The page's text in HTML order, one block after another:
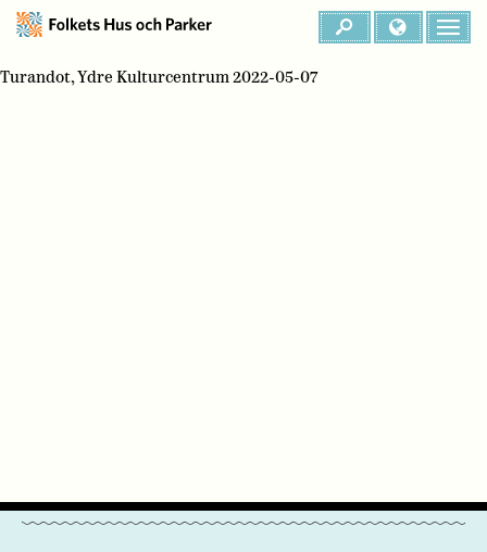
Turandot, Ydre Kulturcentrum 2022-05-07